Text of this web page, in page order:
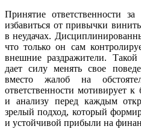
Принятие ответственности
избавиться от привычки
в неудачах.
что только он сам
внешние раздражители.
дает силу менять свое
вместо жалоб на
ответственности мотивирует к
и анализу перед каждым
зрелый подход, который
и устойчивой прибыли на